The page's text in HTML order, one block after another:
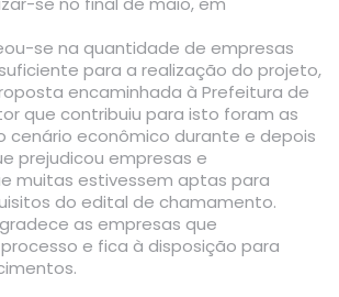
se na quantidade de empresas
para a realização do projeto,
encaminhada à Prefeitura de
que contribuiu para isto foram as
cenário econômico durante e depois
prejudicou empresas e
muitas estivessem aptas para
do edital de chamamento.
as empresas que
e fica à disposição para